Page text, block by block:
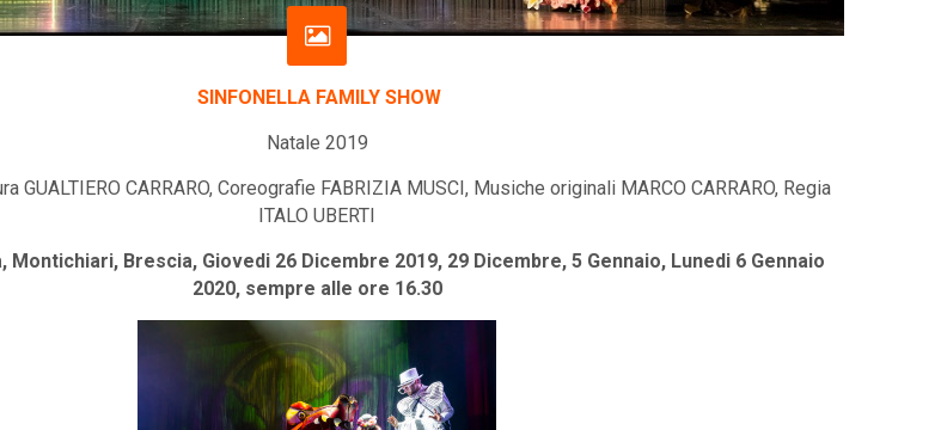
SINFONELLA FAMILY SHOW
Natale 2019
GUALTIERO CARRARO, Coreografie FABRIZIA MUSCI, Musiche originali MARCO CARRARO, Regia
ITALO UBERTI
Montichiari, Brescia, Giovedi 26 Dicembre 2019, 29 Dicembre, 5 Gennaio, Lunedi 6 Gennaio
2020, sempre alle ore 16.30